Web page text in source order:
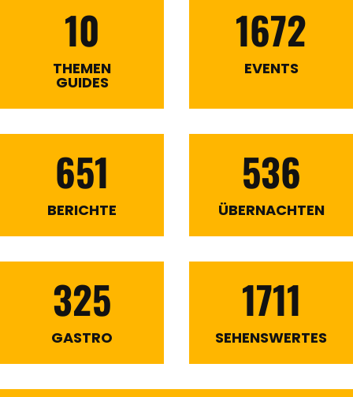
10
THEMEN
GUIDES
1672
EVENTS
651
BERICHTE
536
ÜBERNACHTEN
325
GASTRO
1711
SEHENSWERTES